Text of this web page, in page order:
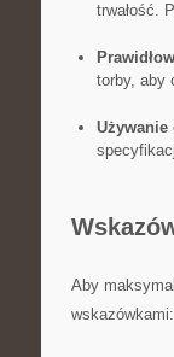
trwałość.
torby, aby⁤
Aby
wskazówkami: